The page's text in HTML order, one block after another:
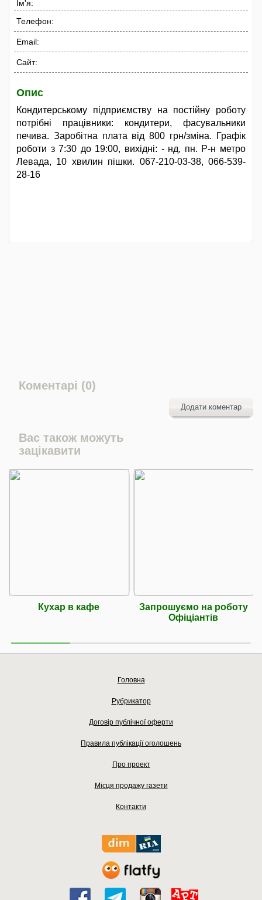
Ім'я:
Телефон:
Email:
Сайт:
Опис
Кондитерському підприємству на постійну роботу
потрібні працівники: кондитери, фасувальники
печива. Заробітна плата від 800 грн/зміна. Графік
роботи з 7:30 до 19:00, вихідні: - нд, пн. Р-н метро
Левада, 10 хвилин пішки. 067-210-03-38, 066-539-
28-16
Коментарі (0)
Додати коментар
Вас також можуть
зацікавити
Кухар в кафе
Запрошуємо на роботу
Офіціантів
Головна
Рубрикатор
Договір публічної оферти
Правила публікації оголошень
Про проект
Місця продажу газети
Контакти